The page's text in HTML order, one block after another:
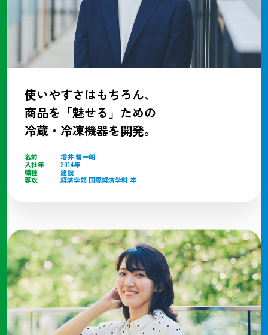
使いやすさはもちろん、
商品を「魅せる」ための
冷蔵・冷凍機器を開発。
名前
増井 精一朗
入社年
2014年
職種
建設
専攻
経済学部 国際経済学科 卒